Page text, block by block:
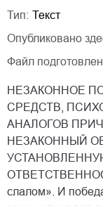
Тип: Текст
Опубликовано
Файл
НЕЗАКОННОЕ
СРЕДСТВ,
АНАЛОГОВ
НЕЗАКОННЫЙ
слалом». И